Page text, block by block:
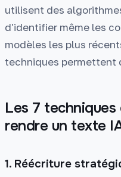
utilisent des
d'identifier même les
modèles les plus
techniques permettent
Les 7
rendre un texte
1. Réécriture